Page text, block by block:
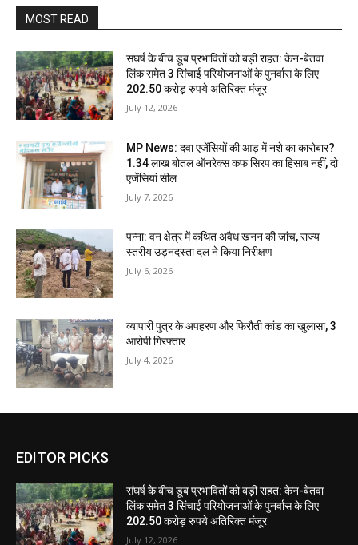
MOST READ
संघर्ष के बीच डूब प्रभावितों को बड़ी राहत: केन-बेतवा
लिंक समेत 3 सिंचाई परियोजनाओं के पुनर्वास के लिए
202.50 करोड़ रुपये अतिरिक्त मंजूर
July 12, 2026
MP News: दवा एजेंसियों की आड़ में नशे का कारोबार?
1.34 लाख बोतल ऑनरेक्स कफ सिरप का हिसाब नहीं, दो
एजेंसियां सील
July 7, 2026
पन्ना: वन क्षेत्र में कथित अवैध खनन की जांच, राज्य
स्तरीय उड़नदस्ता दल ने किया निरीक्षण
July 6, 2026
व्यापारी पुत्र के अपहरण और फिरौती कांड का खुलासा, 3
आरोपी गिरफ्तार
July 4, 2026
EDITOR PICKS
संघर्ष के बीच डूब प्रभावितों को बड़ी राहत: केन-बेतवा
लिंक समेत 3 सिंचाई परियोजनाओं के पुनर्वास के लिए
202.50 करोड़ रुपये अतिरिक्त मंजूर
July 12, 2026